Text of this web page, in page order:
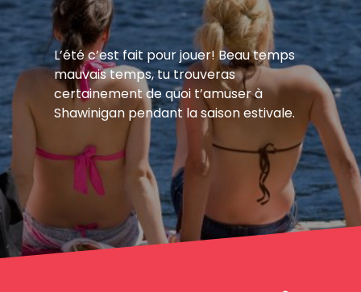
L’été c’est fait pour jouer! Beau temps
mauvais temps, tu trouveras
certainement de quoi t’amuser à
Shawinigan pendant la saison estivale.